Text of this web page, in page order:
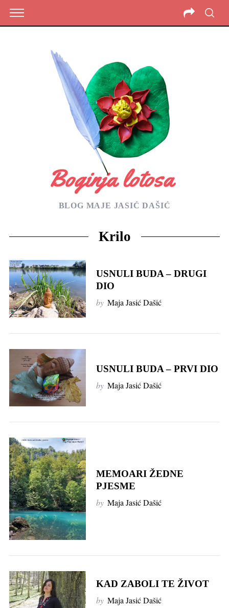
BLOG MAJE JASIĆ DAŠIĆ
Krilo
USNULI BUDA – DRUGI
DIO
by Maja Jasić Dašić
USNULI BUDA – PRVI DIO
by Maja Jasić Dašić
MEMOARI ŽEDNE
PJESME
by Maja Jasić Dašić
KAD ZABOLI TE ŽIVOT
by Maja Jasić Dašić